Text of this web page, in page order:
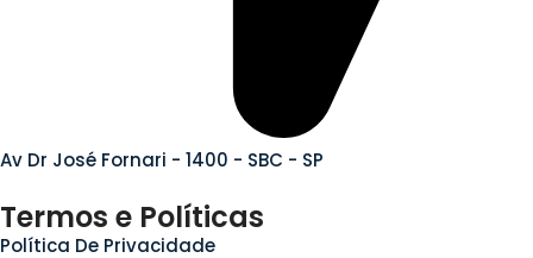
Av Dr José Fornari - 1400 - SBC - SP
Termos e Políticas
Política De Privacidade